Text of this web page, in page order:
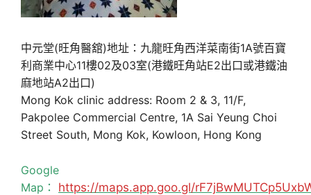
中元堂(旺角醫舘)地址：九龍旺角西洋菜南街1A號百寶
利商業中心11樓02及03室(港鐵旺角站E2出口或港鐵油
麻地站A2出口)
Mong Kok clinic address: Room 2 & 3, 11/F,
Pakpolee Commercial Centre, 1A Sai Yeung Choi
Street South, Mong Kok, Kowloon, Hong Kong
Google
Map： https://maps.app.goo.gl/